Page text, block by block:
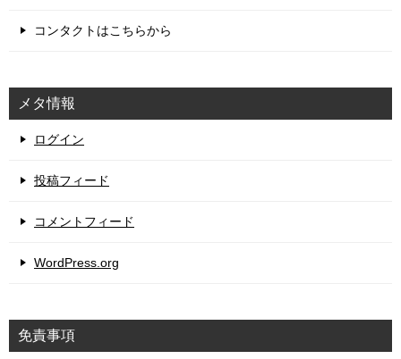
コンタクトはこちらから
メタ情報
ログイン
投稿フィード
コメントフィード
WordPress.org
免責事項